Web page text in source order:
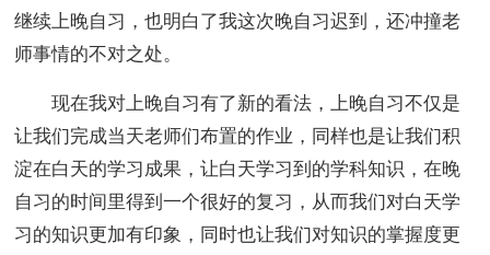
继续上晚自习，也明白了我这次晚自习迟到，还冲撞老
师事情的不对之处。
现在我对上晚自习有了新的看法，上晚自习不仅是
让我们完成当天老师们布置的作业，同样也是让我们积
淀在白天的学习成果，让白天学习到的学科知识，在晚
自习的时间里得到一个很好的复习，从而我们对白天学
习的知识更加有印象，同时也让我们对知识的掌握度更